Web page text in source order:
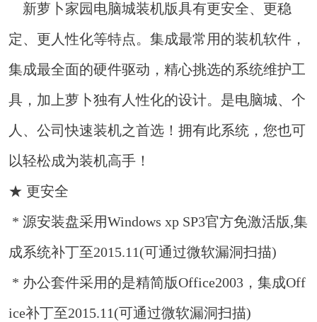
新萝卜家园电脑城装机版具有更安全、更稳
定、更人性化等特点。集成最常用的装机软件，
集成最全面的硬件驱动，精心挑选的系统维护工
具，加上萝卜独有人性化的设计。是电脑城、个
人、公司快速装机之首选！拥有此系统，您也可
以轻松成为装机高手！
★ 更安全
* 源安装盘采用Windows xp SP3官方免激活版,集
成系统补丁至2015.11(可通过微软漏洞扫描)
* 办公套件采用的是精简版Office2003，集成Off
ice补丁至2015.11(可通过微软漏洞扫描)